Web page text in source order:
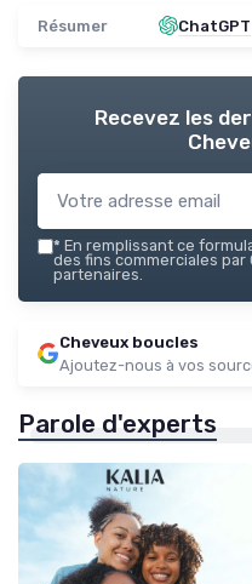
Résumer ChatGPT
Recevez les
* En remplissant ce
des fins commerciales
partenaires.
Cheveux boucles
Ajoutez-nous à vos
Parole d'experts